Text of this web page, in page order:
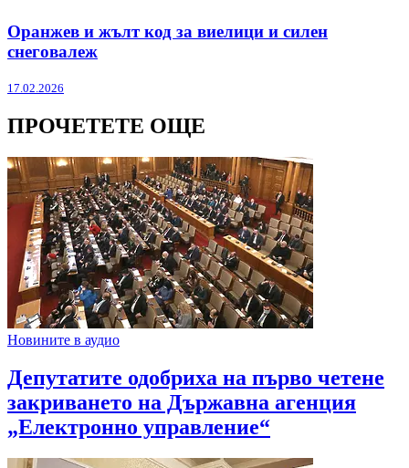
Оранжев и жълт код за виелици и силен
снеговалеж
17.02.2026
ПРОЧЕТЕТЕ ОЩЕ
Новините в аудио
Депутатите одобриха на първо четене
закриването на Държавна агенция
„Електронно управление“